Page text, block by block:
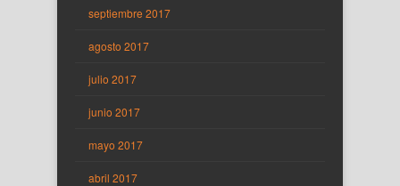
septiembre 2017
agosto 2017
julio 2017
junio 2017
mayo 2017
abril 2017